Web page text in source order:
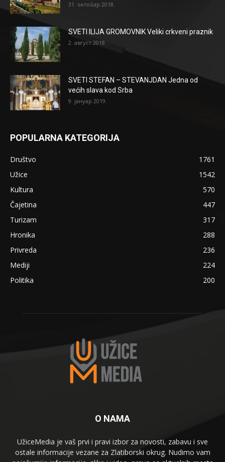
31. октобар 2018.
SVETI ILIJA GROMOVNIK Veliki crkveni praznik
2. август 2018.
SVETI STEFAN – STEVANJDAN Jedna od
većih slava kod Srba
9. јануар 2019.
POPULARNA KATEGORIJA
Društvo
1761
Užice
1542
Kultura
570
Čajetina
447
Turizam
317
Hronika
288
Privreda
236
Mediji
224
Politika
200
O NAMA
UžiceMedia je vaš prvi i pravi izbor za novosti, zabavu i sve
ostale informacije vezane za Zlatiborski okrug. Nudimo vam